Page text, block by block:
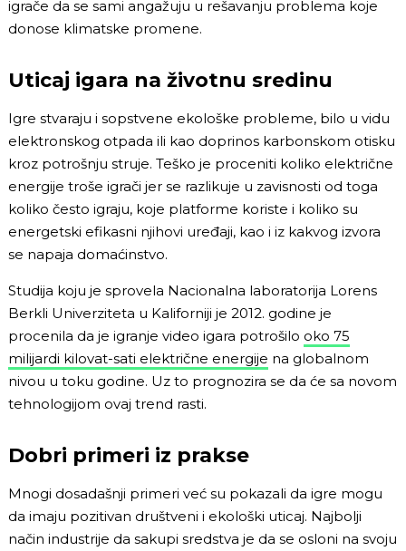
igrače da se sami angažuju u rešavanju problema koje
donose klimatske promene.
Uticaj igara na životnu sredinu
Igre stvaraju i sopstvene ekološke probleme, bilo u vidu
elektronskog otpada ili kao doprinos karbonskom otisku
kroz potrošnju struje. Teško je proceniti koliko električne
energije troše igrači jer se razlikuje u zavisnosti od toga
koliko često igraju, koje platforme koriste i koliko su
energetski efikasni njihovi uređaji, kao i iz kakvog izvora
se napaja domaćinstvo.
Studija koju je sprovela Nacionalna laboratorija Lorens
Berkli Univerziteta u Kaliforniji je 2012. godine je
procenila da je igranje video igara potrošilo oko 75
milijardi kilovat-sati električne energije na globalnom
nivou u toku godine. Uz to prognozira se da će sa novom
tehnologijom ovaj trend rasti.
Dobri primeri iz prakse
Mnogi dosadašnji primeri već su pokazali da igre mogu
da imaju pozitivan društveni i ekološki uticaj. Najbolji
način industrije da sakupi sredstva je da se osloni na svoju